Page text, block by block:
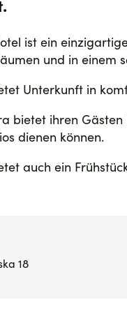
ist ein
und in einem
Unterkunft in
bietet ihren
dienen können.
auch ein
18